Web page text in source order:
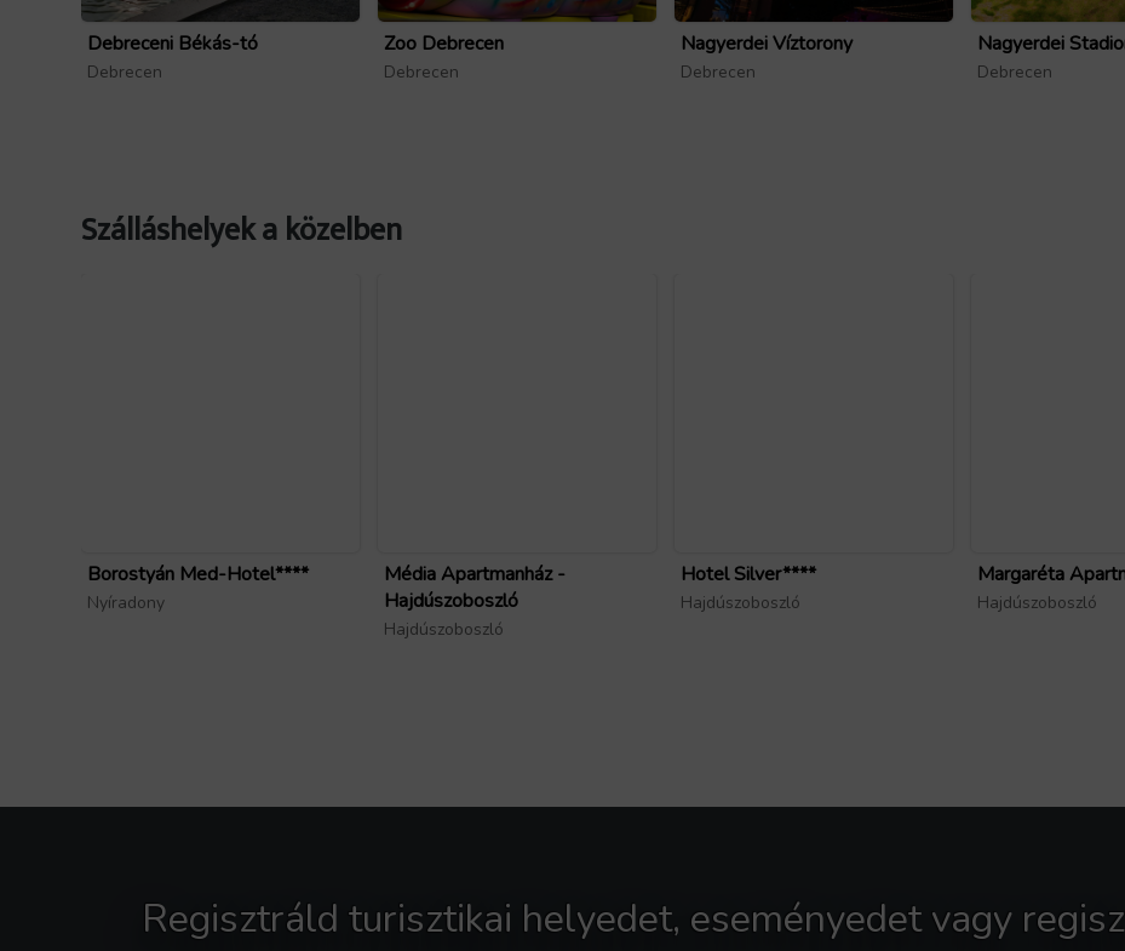
Debreceni Békás-tó
Debrecen
Zoo Debrecen
Debrecen
Nagyerdei Víztorony
Debrecen
Nagyerdei
Debrecen
Szálláshelyek a közelben
Borostyán Med-Hotel****
Nyíradony
Média Apartmanház -
Hajdúszoboszló
Hajdúszoboszló
Hotel Silver****
Hajdúszoboszló
Margaréta
Hajdúszoboszló
Regisztráld turisztikai helyedet, eseményedet vagy